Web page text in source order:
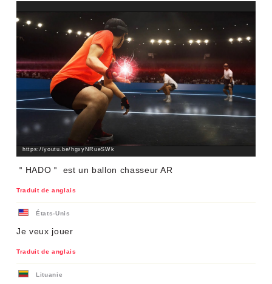
https://youtu.be/hgxyNRueSWk
＂HADO＂ est un ballon chasseur AR
Traduit de anglais
États-Unis
Je veux jouer
Traduit de anglais
Lituanie